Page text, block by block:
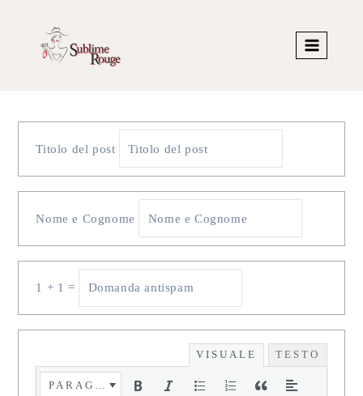
Titolo del post
Nome e Cognome
1 + 1 =
VISUALE TESTO
PARAGRAFO